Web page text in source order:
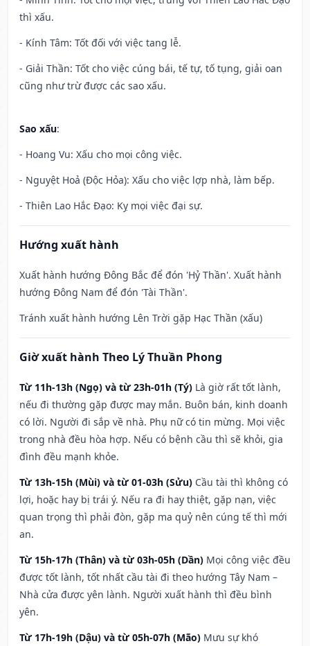
thì xấu.
- Kính Tâm: Tốt đối với việc tang lễ.
- Giải Thần: Tốt cho việc cúng bái, tế tự, tố tụng, giải oan
cũng như trừ được các sao xấu.
Sao xấu:
- Hoang Vu: Xấu cho mọi công việc.
- Nguyệt Hoả (Độc Hỏa): Xấu cho việc lợp nhà, làm bếp.
- Thiên Lao Hắc Đạo: Kỵ mọi việc đại sự.
Hướng xuất hành
Xuất hành hướng Đông Bắc để đón 'Hỷ Thần'. Xuất hành
hướng Đông Nam để đón 'Tài Thần'.
Tránh xuất hành hướng Lên Trời gặp Hạc Thần (xấu)
Giờ xuất hành Theo Lý Thuần Phong
Từ 11h-13h (Ngọ) và từ 23h-01h (Tý) Là giờ rất tốt lành,
nếu đi thường gặp được may mắn. Buôn bán, kinh doanh
có lời. Người đi sắp về nhà. Phụ nữ có tin mừng. Mọi việc
trong nhà đều hòa hợp. Nếu có bệnh cầu thì sẽ khỏi, gia
đình đều mạnh khỏe.
Từ 13h-15h (Mùi) và từ 01-03h (Sửu) Cầu tài thì không có
lợi, hoặc hay bị trái ý. Nếu ra đi hay thiệt, gặp nạn, việc
quan trọng thì phải đòn, gặp ma quỷ nên cúng tế thì mới
an.
Từ 15h-17h (Thân) và từ 03h-05h (Dần) Mọi công việc đều
được tốt lành, tốt nhất cầu tài đi theo hướng Tây Nam –
Nhà cửa được yên lành. Người xuất hành thì đều bình
yên.
Từ 17h-19h (Dậu) và từ 05h-07h (Mão) Mưu sự khó